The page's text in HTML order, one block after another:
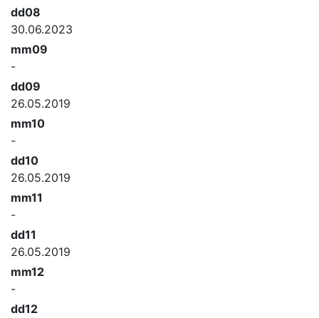
dd08
30.06.2023
mm09
-
dd09
26.05.2019
mm10
-
dd10
26.05.2019
mm11
-
dd11
26.05.2019
mm12
-
dd12